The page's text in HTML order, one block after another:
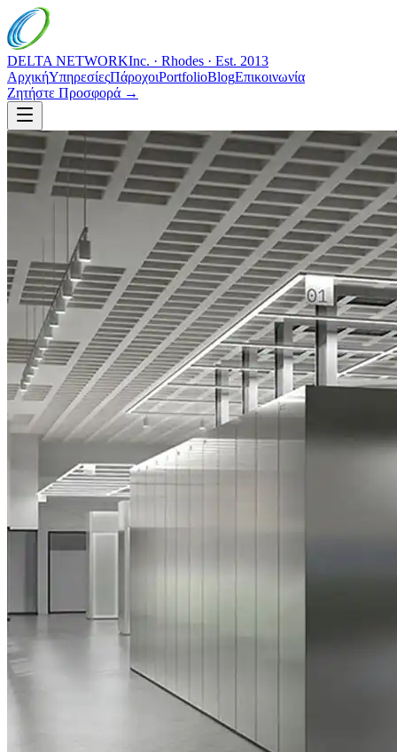
DELTA NETWORKInc. · Rhodes · Est. 2013
ΑρχικήΥπηρεσίεςΠάροχοιPortfolioBlogΕπικοινωνία
Ζητήστε Προσφορά →